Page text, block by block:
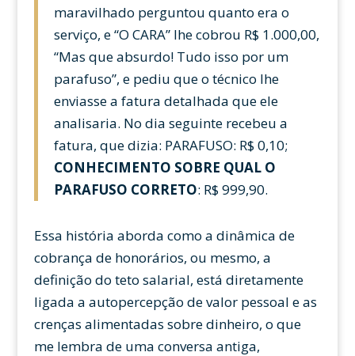
maravilhado perguntou quanto era o
serviço, e “O CARA” lhe cobrou R$ 1.000,00,
“Mas que absurdo! Tudo isso por um
parafuso”, e pediu que o técnico lhe
enviasse a fatura detalhada que ele
analisaria. No dia seguinte recebeu a
fatura, que dizia: PARAFUSO: R$ 0,10;
CONHECIMENTO SOBRE QUAL O
PARAFUSO CORRETO: R$ 999,90.
Essa história aborda como a dinâmica de
cobrança de honorários, ou mesmo, a
definição do teto salarial, está diretamente
ligada a autopercepção de valor pessoal e as
crenças alimentadas sobre dinheiro, o que
me lembra de uma conversa antiga,